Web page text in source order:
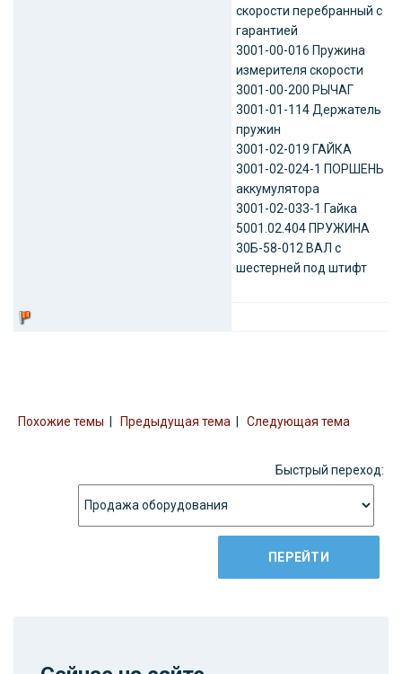
скорости перебранный с
гарантией
3001-00-016 Пружина
измерителя скорости
3001-00-200 РЫЧАГ
3001-01-114 Держатель
пружин
3001-02-019 ГАЙКА
3001-02-024-1 ПОРШЕНЬ
аккумулятора
3001-02-033-1 Гайка
5001.02.404 ПРУЖИНА
30Б-58-012 ВАЛ с
шестерней под штифт
Похожие темы Предыдущая тема Следующая тема
Быстрый переход: